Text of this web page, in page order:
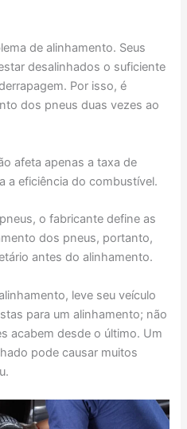
de alinhamento. Seus
desalinhados o suficiente
Por isso, é
dos pneus duas vezes ao
afeta apenas a taxa de
a eficiência do combustível.
o fabricante define as
dos pneus, portanto,
antes do alinhamento.
leve seu veículo
para um alinhamento; não
acabem desde o último. Um
pode causar muitos